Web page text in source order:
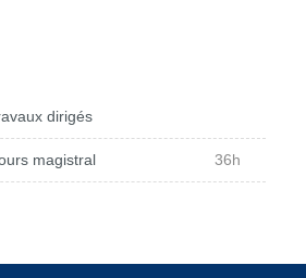
dirigés
magistral 36h